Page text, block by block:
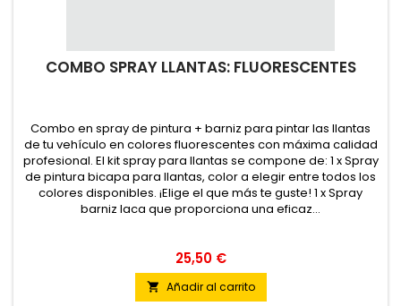
COMBO SPRAY LLANTAS: FLUORESCENTES
Combo en spray de pintura + barniz para pintar las llantas
de tu vehículo en colores fluorescentes con máxima calidad
profesional. El kit spray para llantas se compone de: 1 x Spray
de pintura bicapa para llantas, color a elegir entre todos los
colores disponibles. ¡Elige el que más te guste! 1 x Spray
barniz laca que proporciona una eficaz...
25,50 €
 Añadir al carrito